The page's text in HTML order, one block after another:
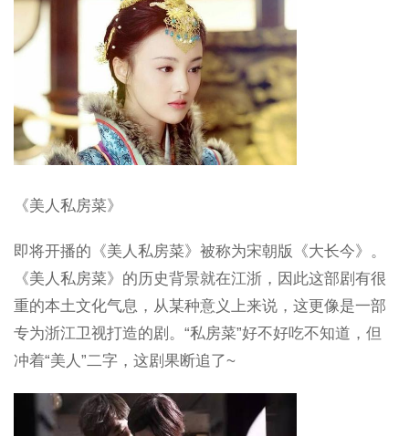
《美人私房菜》
即将开播的《美人私房菜》被称为宋朝版《大长今》。
《美人私房菜》的历史背景就在江浙，因此这部剧有很
重的本土文化气息，从某种意义上来说，这更像是一部
专为浙江卫视打造的剧。“私房菜”好不好吃不知道，但
冲着“美人”二字，这剧果断追了~